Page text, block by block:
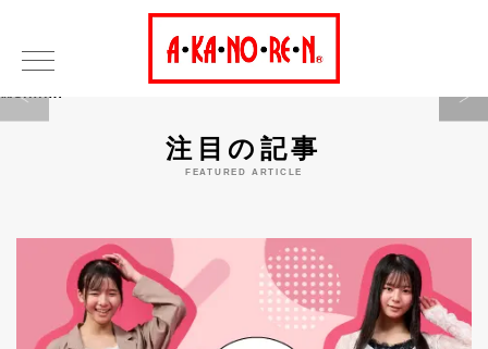
Warning
注目の記事
FEATURED ARTICLE